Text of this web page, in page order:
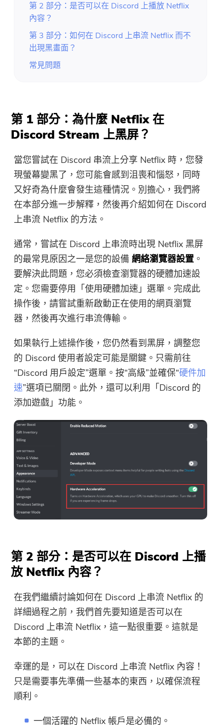
第 2 部分：是否可以在 Discord 上播放 Netflix
內容？
第 3 部分：如何在 Discord 上串流 Netflix 而不
出現黑畫面？
常見問題
第 1 部分：為什麼 Netflix 在
Discord Stream 上黑屏？
當您嘗試在 Discord 串流上分享 Netflix 時，您發
現螢幕變黑了，您可能會感到沮喪和惱怒，同時
又好奇為什麼會發生這種情況。別擔心，我們將
在本部分進一步解釋，然後再介紹如何在 Discord
上串流 Netflix 的方法。
通常，嘗試在 Discord 上串流時出現 Netflix 黑屏
的最常見原因之一是您的設備網絡瀏覽器設置 。
要解決此問題，您必須檢查瀏覽器的硬體加速設
定。您需要停用「使用硬體加速」選單。完成此
操作後，請嘗試重新啟動正在使用的網頁瀏覽
器，然後再次進行串流傳輸。
如果執行上述操作後，您仍然看到黑屏，調整您
的 Discord 使用者設定可能是關鍵。只需前往
“Discord 用戶設定”選單。按“高級”並確保“硬件加
速”選項已關閉。此外，還可以利用「Discord 的
添加遊戲」功能。
第 2 部分：是否可以在 Discord 上播
放 Netflix 內容？
在我們繼續討論如何在 Discord 上串流 Netflix 的
詳細過程之前，我們首先要知道是否可以在
Discord 上串流 Netflix，這一點很重要。這就是
本節的主題。
幸運的是，可以在 Discord 上串流 Netflix 內容！
只是需要事先準備一些基本的東西，以確保流程
順利。
一個活躍的 Netflix 帳戶是必備的。